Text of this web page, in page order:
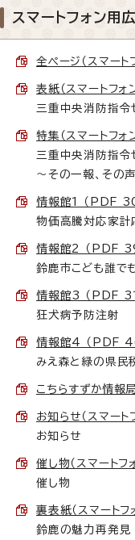
スマートフォン用
全ページ（スマー
表紙（スマートフ
三重中央消防指令
特集（スマートフ
三重中央消防指令
～その一報、その
情報館1 （PDF
物価高騰対応家計
情報館2 （PDF
鈴鹿市こども誰で
情報館3 （PDF
狂犬病予防注射
情報館4 （PDF
みえ森と緑の県民
こちらすずか情
お知らせ（スマー
お知らせ
催し物（スマート
催し物
裏表紙（スマート
鈴鹿の魅力再発見